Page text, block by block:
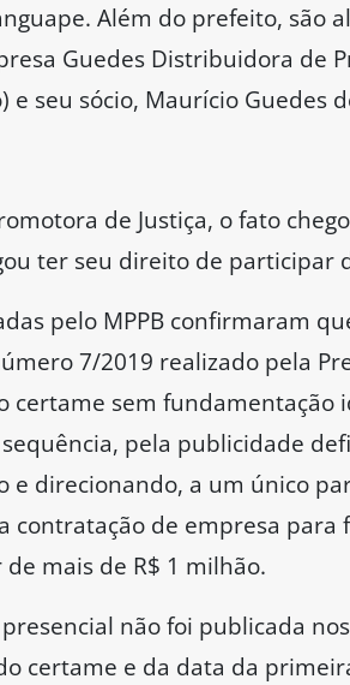
Além do prefeito, são
Guedes Distribuidora de
e seu sócio, Maurício Guedes
de Justiça, o fato
ter seu direito de participar
pelo MPPB confirmaram
7/2019 realizado pela
certame sem
pela publicidade
e direcionando, a um único
contratação de empresa
mais de R$ 1 milhão.
não foi publicada
certame e da data da